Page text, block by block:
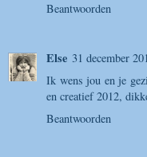
Beantwoorden
Else 31 december
Ik wens jou en je
en creatief 2012,
Beantwoorden